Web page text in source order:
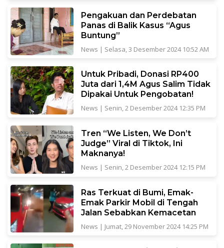
Pengakuan dan Perdebatan
Panas di Balik Kasus “Agus
Buntung”
News | Selasa, 3 Desember 2024 10:52 AM
Untuk Pribadi, Donasi RP400
Juta dari 1,4M Agus Salim Tidak
Dipakai Untuk Pengobatan!
News | Senin, 2 Desember 2024 12:35 PM
Tren “We Listen, We Don’t
Judge” Viral di Tiktok, Ini
Maknanya!
News | Senin, 2 Desember 2024 12:15 PM
Ras Terkuat di Bumi, Emak-
Emak Parkir Mobil di Tengah
Jalan Sebabkan Kemacetan
News | Jumat, 29 November 2024 14:25 PM